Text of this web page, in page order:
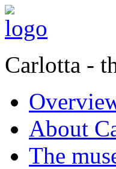
Carlotta -
About
The